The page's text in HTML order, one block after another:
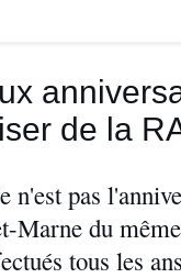
de la
n'est pas
Marne du
tous les